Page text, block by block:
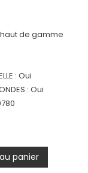
haut de gamme
: Oui
: Oui
panier